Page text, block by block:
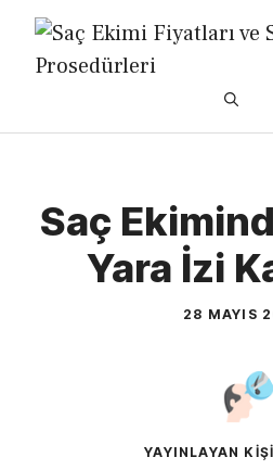
İçeriğe
Saç
Yara İzi
28 MAYIS
YAYINLAYAN